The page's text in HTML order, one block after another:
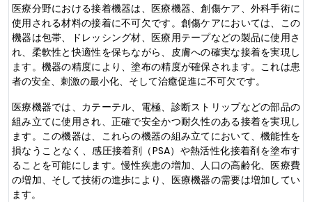
医療分野における接着機器は、医療機器、創傷ケア、外科手術に
使用される材料の接着に不可欠です。創傷ケアにおいては、この
機器は包帯、ドレッシング材、医療用テープなどの製品に使用さ
れ、柔軟性と快適性を保ちながら、皮膚への確実な接着を実現し
ます。機器の精度により、塗布の精度が確保されます。これは患
者の安全、刺激の最小化、そして治癒促進に不可欠です。
医療機器では、カテーテル、電極、診断ストリップなどの部品の
組み立てに使用され、正確で安全かつ耐久性のある接着を実現し
ます。この機器は、これらの機器の組み立てにおいて、機能性を
損なうことなく、感圧接着剤（PSA）や熱活性化接着剤を塗布す
ることを可能にします。慢性疾患の増加、人口の高齢化、医療費
の増加、そして技術の進歩により、医療機器の需要は増加してい
ます。